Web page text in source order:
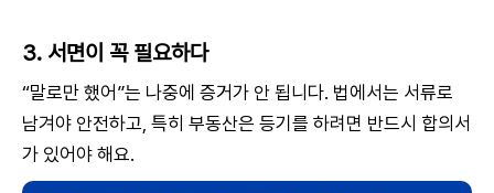
3. 서면이 꼭 필요하다
“말로만 했어”는 나중에 증거가 안 됩니다. 법에서는 서류로
남겨야 안전하고, 특히 부동산은 등기를 하려면 반드시 합의서
가 있어야 해요.